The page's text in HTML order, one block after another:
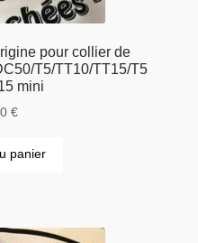
pour collier de
T5/TT10/TT15/T5
mini
€
panier